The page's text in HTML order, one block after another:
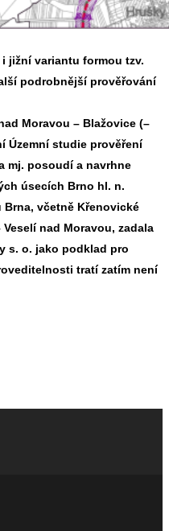
i jižní variantu formou tzv.
podrobnější prověřování
Moravou – Blažovice (–
Územní studie prověření
mj. posoudí a navrhne
úsecích Brno hl. n.
Brna, včetně Křenovické
nad Moravou, zadala
s. o. jako podklad pro
tratí zatím není